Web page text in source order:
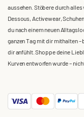
aussehen. Stöbere durch
Dessous, Activewear,
du nach einem neuen
ganzen Tag mit dir mithalten
dir anfühlt. Shoppe deine
Kurven entworfen wurde –